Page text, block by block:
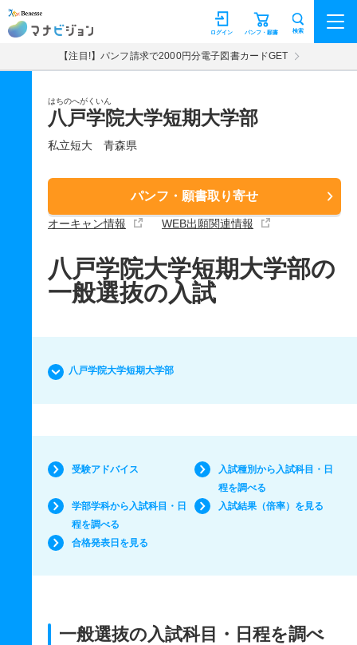
マナビジョン パンフ・願書
ログイン 検索
【注目!】パンフ請求で2000円分電子図書カードGET
はちのへがくいん
八戸学院大学短期大学部
私立短大 青森県
パンフ・願書取り寄せ
オーキャン情報 WEB出願関連情報
八戸学院大学短期大学部の
一般選抜の入試
八戸学院大学短期大学部
受験アドバイス
入試種別から入試科目・日
程を調べる
学部学科から入試科目・日
程を調べる
入試結果（倍率）を見る
合格発表日を見る
一般選抜の入試科目・日程を調べ